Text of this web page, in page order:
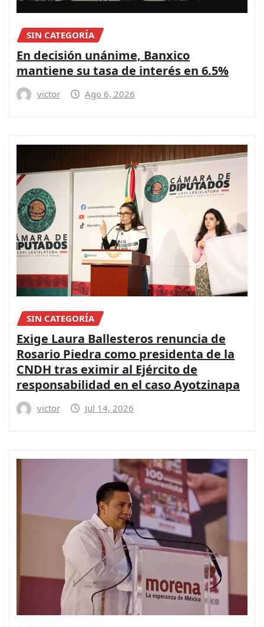
SIN CATEGORÍA
En decisión unánime, Banxico
mantiene su tasa de interés en 6.5%
victor Ago 6, 2026
SIN CATEGORÍA
Exige Laura Ballesteros renuncia de
Rosario Piedra como presidenta de la
CNDH tras eximir al Ejército de
responsabilidad en el caso Ayotzinapa
victor Jul 14, 2026